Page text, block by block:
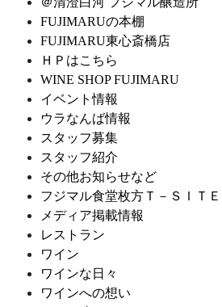
FUJIMARUの本棚
FUJIMARU東心斎橋店
ＨＰはこちら
WINE SHOP FUJIMARU
イベント情報
ウラなんば情報
スタッフ募集
スタッフ紹介
その他お知らせなど
フジマル食堂枚方Ｔ－ＳＩＴＥ
メディア掲載情報
レストラン
ワイン
ワインな日々
ワインへの想い